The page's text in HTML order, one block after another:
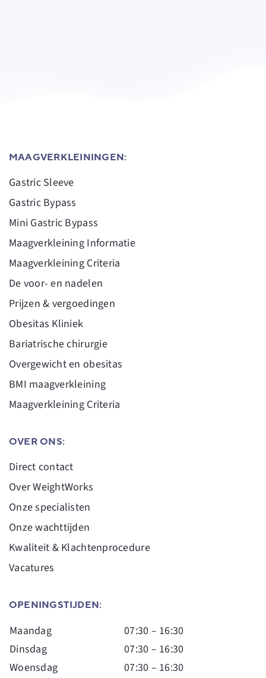
MAAGVERKLEININGEN:
Gastric Sleeve
Gastric Bypass
Mini Gastric Bypass
Maagverkleining Informatie
Maagverkleining Criteria
De voor- en nadelen
Prijzen & vergoedingen
Obesitas Kliniek
Bariatrische chirurgie
Overgewicht en obesitas
BMI maagverkleining
Maagverkleining Criteria
OVER ONS:
Direct contact
Over WeightWorks
Onze specialisten
Onze wachttijden
Kwaliteit & Klachtenprocedure
Vacatures
OPENINGSTIJDEN:
Maandag
07:30 – 16:30
Dinsdag
07:30 – 16:30
Woensdag
07:30 – 16:30